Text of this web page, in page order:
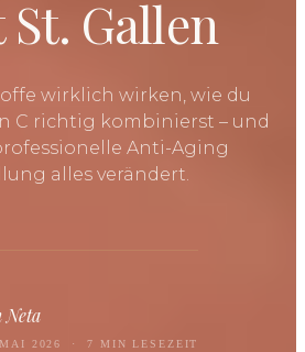
Gallen
wirklich wirken, wie du
C richtig kombinierst – und
Anti-Aging
alles verändert.
Neta
2026 · 7 MIN LESEZEIT